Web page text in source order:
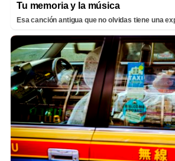
Tu memoria y la música
Esa canción antigua que no olvidas tiene una